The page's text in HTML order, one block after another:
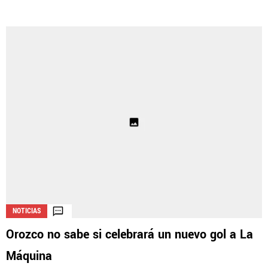
NOTICIAS
Orozco no sabe si celebrará un nuevo gol a La
Máquina